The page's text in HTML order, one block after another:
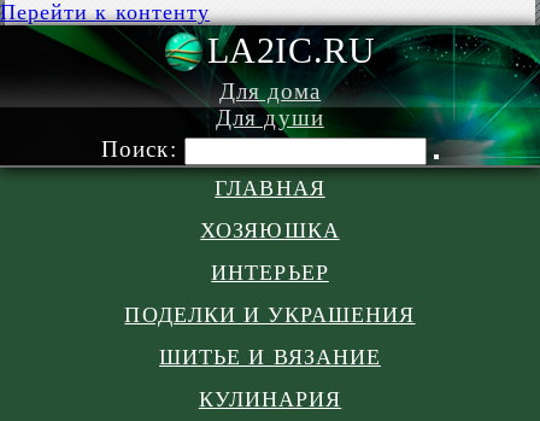
Перейти к контенту
LA2IC.RU
Для дома
Для души
Поиск:
ГЛАВНАЯ
ХОЗЯЮШКА
ИНТЕРЬЕР
ПОДЕЛКИ И УКРАШЕНИЯ
ШИТЬЕ И ВЯЗАНИЕ
КУЛИНАРИЯ